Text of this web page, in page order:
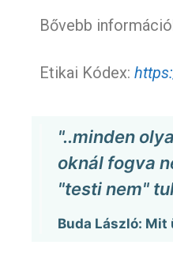
Bővebb
Etikai Kódex:
"..minden
oknál fogva
"testi nem"
Buda László: Mit